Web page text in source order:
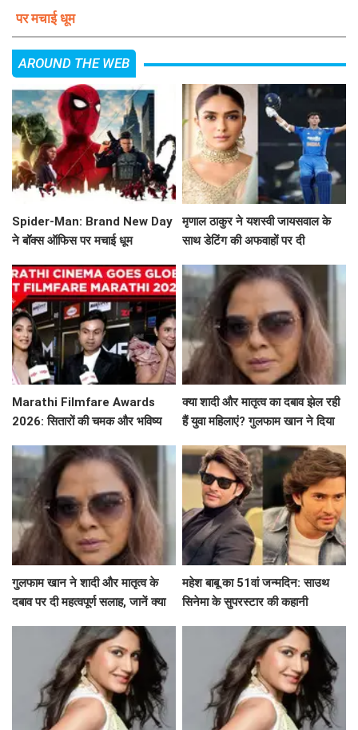
पर मचाई धूम
AROUND THE WEB
Spider-Man: Brand New Day
ने बॉक्स ऑफिस पर मचाई धूम
मृणाल ठाकुर ने यशस्वी जायसवाल के
साथ डेटिंग की अफवाहों पर दी
Marathi Filmfare Awards
2026: सितारों की चमक और भविष्य
क्या शादी और मातृत्व का दबाव झेल रही
हैं युवा महिलाएं? गुलफाम खान ने दिया
गुलफाम खान ने शादी और मातृत्व के
दबाव पर दी महत्वपूर्ण सलाह, जानें क्या
महेश बाबू का 51वां जन्मदिन: साउथ
सिनेमा के सुपरस्टार की कहानी